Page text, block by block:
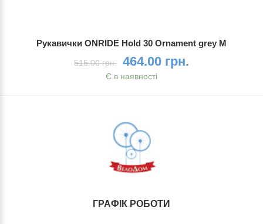
Рукавички ONRIDE Hold 30 Ornament grey M
515.00 грн. 464.00 грн.
Є в наявності
ГРАФІК РОБОТИ